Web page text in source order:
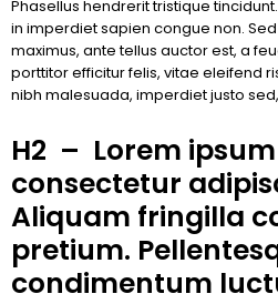
Phasellus hendrerit tristique
in imperdiet sapien congue non.
maximus, ante tellus auctor est, a
porttitor efficitur felis, vitae eleifend
nibh malesuada, imperdiet justo
H2 – Lorem
consectetur
Aliquam fringilla
pretium.
condimentum